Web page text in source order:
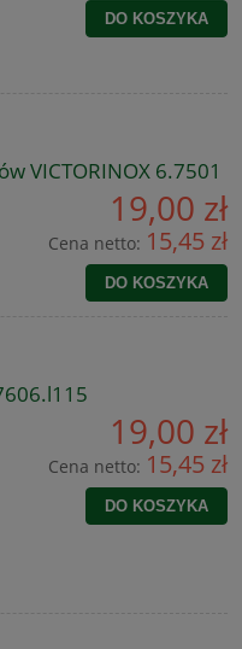
DO KOSZYKA
VICTORINOX 6.7501
19,00 zł
Cena netto: 15,45 zł
DO KOSZYKA
19,00 zł
Cena netto: 15,45 zł
DO KOSZYKA